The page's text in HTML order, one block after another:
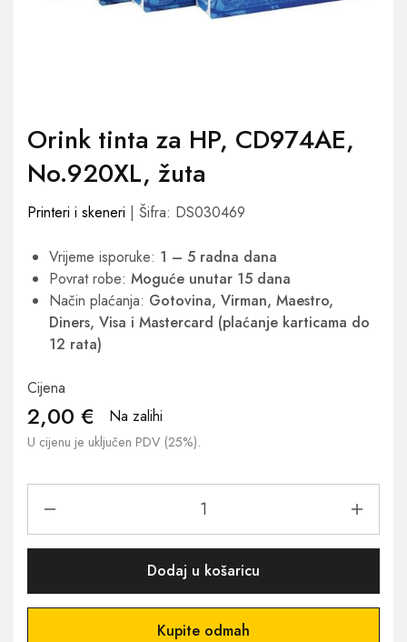
Orink tinta za HP, CD974AE,
No.920XL, žuta
Printeri i skeneri | Šifra: DS030469
Vrijeme isporuke: 1 – 5 radna dana
Povrat robe: Moguće unutar 15 dana
Način plaćanja: Gotovina, Virman, Maestro,
Diners, Visa i Mastercard (plaćanje karticama do
12 rata)
Cijena
2,00 € Na zalihi
U cijenu je uključen PDV (25%).
Dodaj u košaricu
Kupite odmah